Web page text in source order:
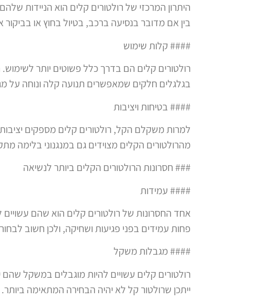
היתרון המרכזי של רולטורים קלים הוא
בין אם מדובר בנסיעה ברכב, בטיול בחוץ או
#### קלות שימוש
רולטורים קלים הם בדרך כלל פשוטים יותר
בגלגלים חלקים שמאפשרים תנועה קלה ונוחה על
#### בטיחות ויציבות
למרות משקלם הקל, רולטורים קלים מספקים
מהרולטורים הקלים מצוידים גם במנגנוני בלימה
### חסרונות הרולטורים הקלים ביותר לנשיאה
#### עמידות
אחד החסרונות של רולטורים קלים הוא שהם עשויים
פחות עמידים בפני פגיעות ושחיקה, ולכן חשוב
#### מגבלות משקל
רולטורים קלים עשויים להיות מוגבלים במשקל
ייתכן שרולטור קל לא יהיה הבחירה המתאימה ביותר.